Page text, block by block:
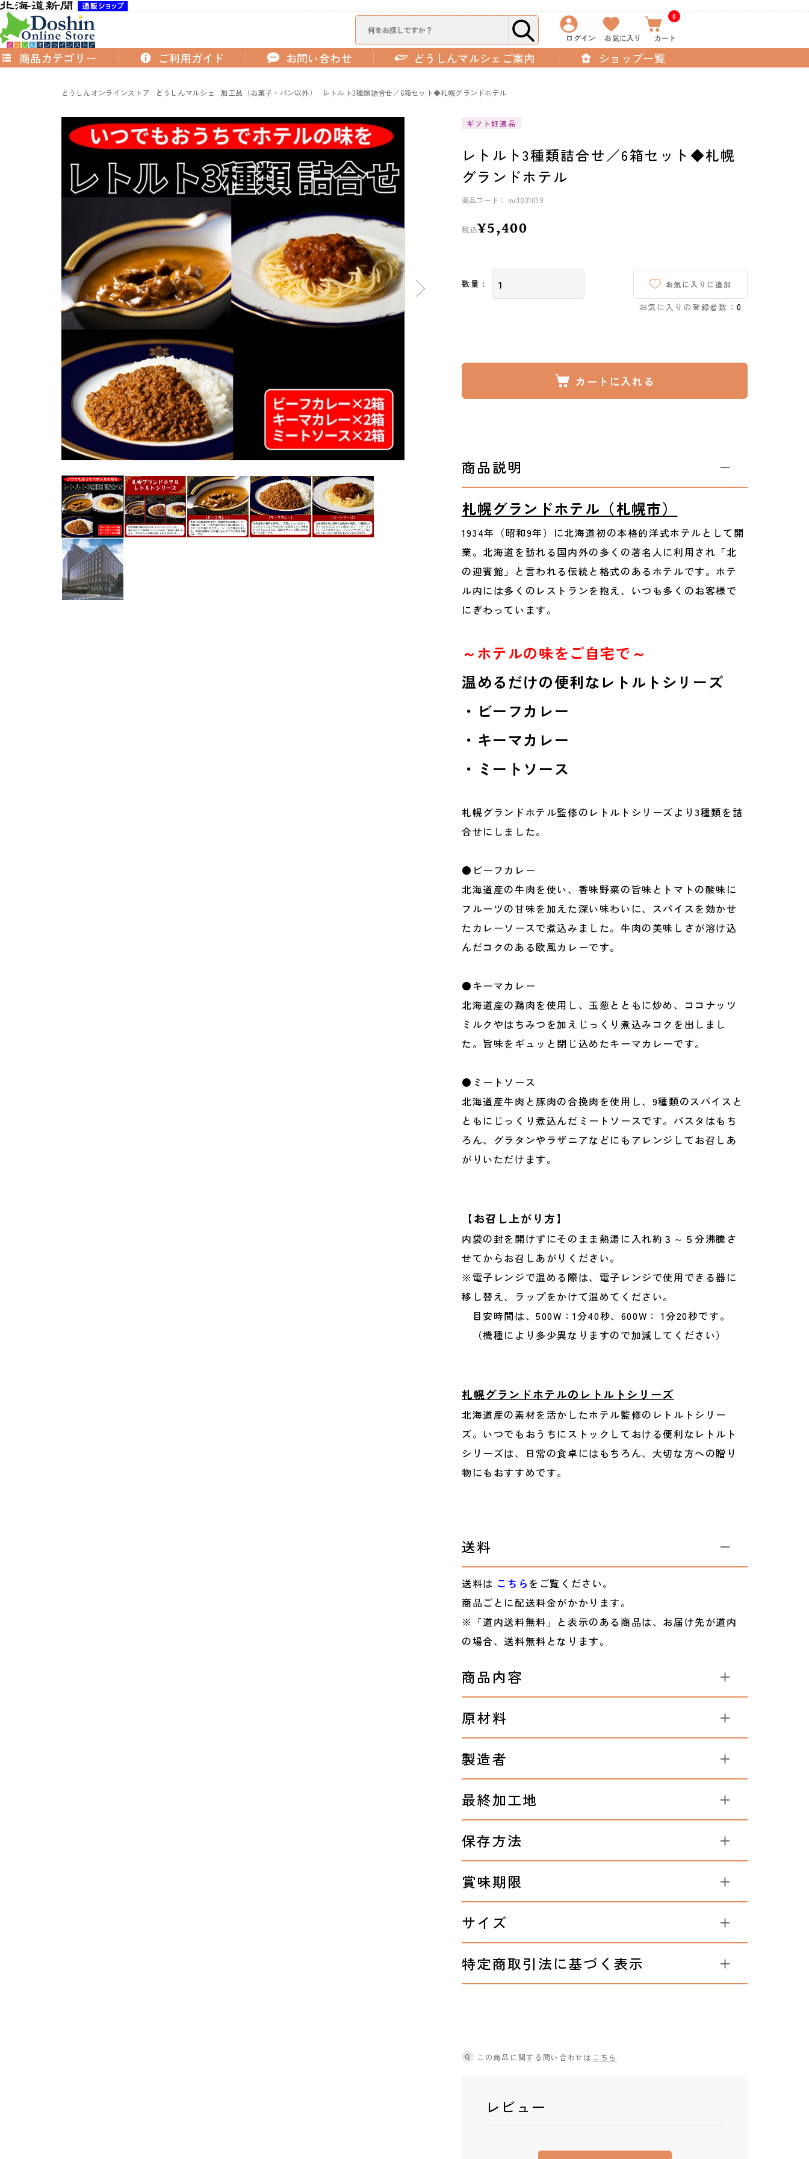
ログイン お気に入り
0
カート
商品カテゴリー ショップ一覧
ご利用ガイド お問い合わせ どうしんマルシェご案内
どうしんオンラインストア どうしんマルシェ 加工品（お菓子・パン以外） レトルト3種類詰合せ／6箱セット◆札幌グランドホテル
ギフト好適品
レトルト3種類詰合せ／6箱セット◆札幌
グランドホテル
商品コード： mc1031019
税込¥5,400
数量 : お気に入りに追加
お気に入りの登録者数： 0
カートに入れる
商品説明
札幌グランドホテル（札幌市）
1934年（昭和9年）に北海道初の本格的洋式ホテルとして開
業。北海道を訪れる国内外の多くの著名人に利用され「北
の迎賓館」と言われる伝統と格式のあるホテルです。ホテ
ル内には多くのレストランを抱え、いつも多くのお客様で
にぎわっています。
～ホテルの味をご自宅で～
温めるだけの便利なレトルトシリーズ
・ビーフカレー
・キーマカレー
・ミートソース
札幌グランドホテル監修のレトルトシリーズより3種類を詰
合せにしました。
●ビーフカレー
北海道産の牛肉を使い、香味野菜の旨味とトマトの酸味に
フルーツの甘味を加えた深い味わいに、スパイスを効かせ
たカレーソースで煮込みました。牛肉の美味しさが溶け込
んだコクのある欧風カレーです。
●キーマカレー
北海道産の鶏肉を使用し、玉葱とともに炒め、ココナッツ
ミルクやはちみつを加えじっくり煮込みコクを出しまし
た。旨味をギュッと閉じ込めたキーマカレーです。
●ミートソース
北海道産牛肉と豚肉の合挽肉を使用し、9種類のスパイスと
ともにじっくり煮込んだミートソースです。パスタはもち
ろん、グラタンやラザニアなどにもアレンジしてお召しあ
がりいただけます。
【お召し上がり方】
内袋の封を開けずにそのまま熱湯に入れ約３～５分沸騰さ
せてからお召しあがりください。
※電子レンジで温める際は、電子レンジで使用できる器に
移し替え、ラップをかけて温めてください。
目安時間は、500W：1分40秒、600W： 1分20秒です。
（機種により多少異なりますので加減してください）
札幌グランドホテルのレトルトシリーズ
北海道産の素材を活かしたホテル監修のレトルトシリー
ズ。いつでもおうちにストックしておける便利なレトルト
シリーズは、日常の食卓にはもちろん、大切な方への贈り
物にもおすすめです。
送料
送料は こちら をご覧ください。
商品ごとに配送料金がかかります。
※「道内送料無料」と表示のある商品は、お届け先が道内
の場合、送料無料となります。
商品内容
原材料
製造者
最終加工地
保存方法
賞味期限
サイズ
特定商取引法に基づく表示
Q この商品に関する問い合わせは こちら
レビュー